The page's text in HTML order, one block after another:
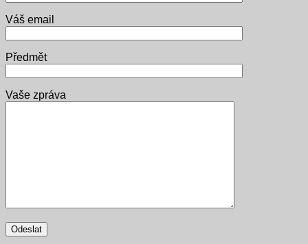
Váš email
Předmět
Vaše zpráva